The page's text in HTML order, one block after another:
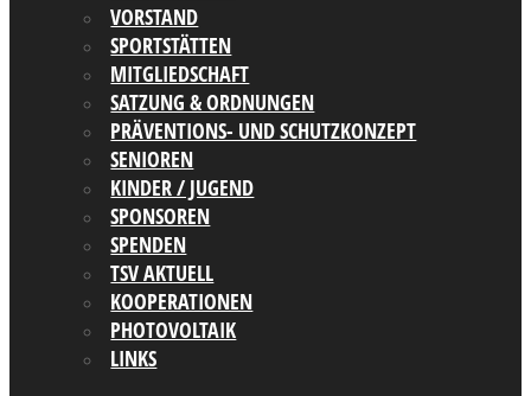
VORSTAND
SPORTSTÄTTEN
MITGLIEDSCHAFT
SATZUNG & ORDNUNGEN
PRÄVENTIONS- UND SCHUTZKONZEPT
SENIOREN
KINDER / JUGEND
SPONSOREN
SPENDEN
TSV AKTUELL
KOOPERATIONEN
PHOTOVOLTAIK
LINKS